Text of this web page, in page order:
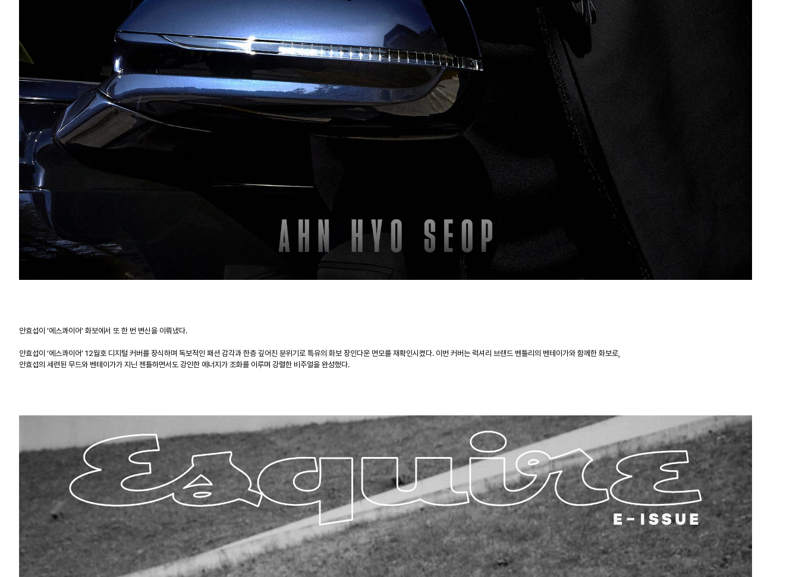
안효섭이 ‘에스콰이어’ 화보에서 또 한 번 변신을 이뤄냈다.
안효섭이 ‘에스콰이어’ 12월호 디지털 커버를 장식하며 독보적인 패션 감각과 한층 깊어진 분위기로 특유의 화보 장인다운 면모를 재확인시켰다. 이번 커버는 럭셔리 브랜드 벤틀리의 벤테이가와 함께한 화보로
안효섭의 세련된 무드와 벤테이가가 지닌 젠틀하면서도 강인한 에너지가 조화를 이루며 강렬한 비주얼을 완성했다.